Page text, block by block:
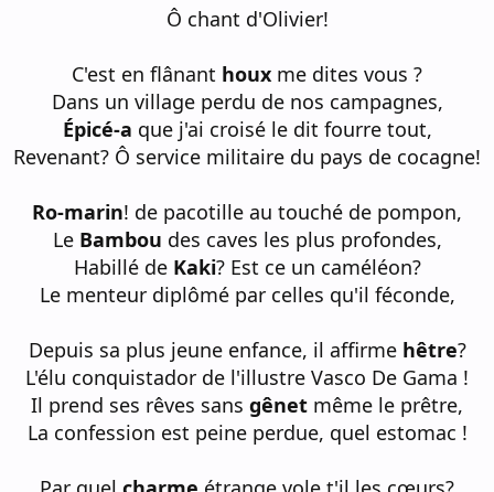
Ô chant d'Olivier!
C'est en flânant houx me dites vous ?
Dans un village perdu de nos campagnes,
Épicé-a que j'ai croisé le dit fourre tout,
Revenant? Ô service militaire du pays de cocagne!
Ro-marin! de pacotille au touché de pompon,
Le Bambou des caves les plus profondes,
Habillé de Kaki? Est ce un caméléon?
Le menteur diplômé par celles qu'il féconde,
Depuis sa plus jeune enfance, il affirme hêtre?
L'élu conquistador de l'illustre Vasco De Gama !
Il prend ses rêves sans gênet même le prêtre,
La confession est peine perdue, quel estomac !